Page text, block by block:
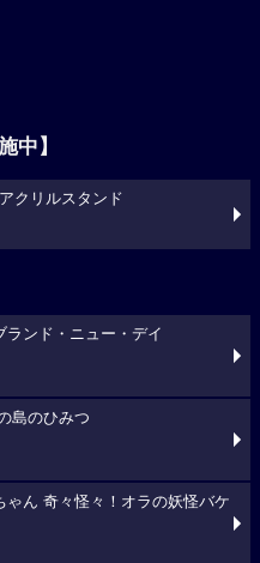
中】
クリルスタンド
ンド・ニュー・デイ
島のひみつ
ん 奇々怪々！オラの妖怪バケ